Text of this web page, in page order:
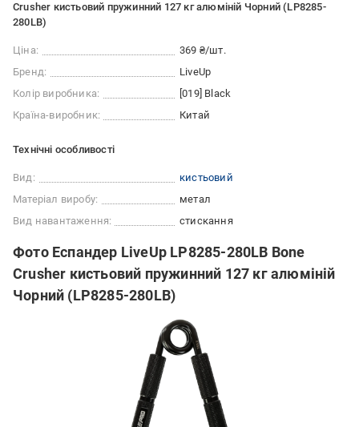
Crusher кистьовий пружинний 127 кг алюміній Чорний (LP8285-
280LB)
Ціна:
369 ₴/шт.
Бренд:
LiveUp
Колір виробника:
[019] Black
Країна-виробник:
Китай
Технічні особливості
Вид:
кистьовий
Матеріал виробу:
метал
Вид навантаження:
стискання
Фото Еспандер LiveUp LP8285-280LB Bone
Crusher кистьовий пружинний 127 кг алюміній
Чорний (LP8285-280LB)